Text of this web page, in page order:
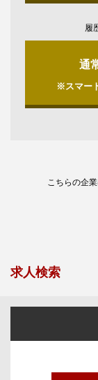
履
通
※スマー
こちらの企
求人検索